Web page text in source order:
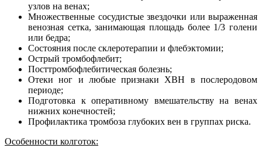
узлов на венах;
Множественные сосудистые звездочки или выраженная
венозная сетка, занимающая площадь более 1/3 голени
или бедра;
Состояния после склеротерапии и флебэктомии;
Острый тромбофлебит;
Посттромбофлебитическая болезнь;
Отеки ног и любые признаки ХВН в послеродовом
периоде;
Подготовка к оперативному вмешательству на венах
нижних конечностей;
Профилактика тромбоза глубоких вен в группах риска.
Особенности колготок: